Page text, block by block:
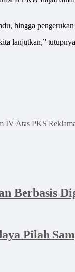
hingga pengerukan
lanjutkan,”
IV Atas PKS
Berbasis
Pilah